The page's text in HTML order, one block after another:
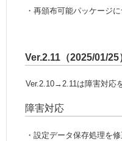
・再頒布可能パッケージ
Ver.2.11（2025/01/25
Ver.2.10→2.11は障害対応
障害対応
・設定データ保存処理を修